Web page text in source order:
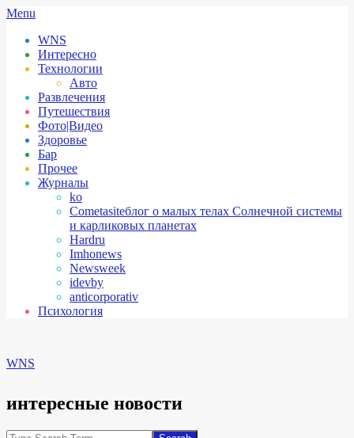
Skip
content
Secondary
Menu
Menu
WNS
Интересно
Технологии
Авто
Развлечения
Путешествия
Фото|Видео
Здоровье
Бар
Прочее
Журналы
ko
Cometasiteблог о малых телах Солнечной системы
и карликовых планетах
Hardru
Imhonews
Newsweek
idevby
anticorporativ
Психология
WNS
интересные новости